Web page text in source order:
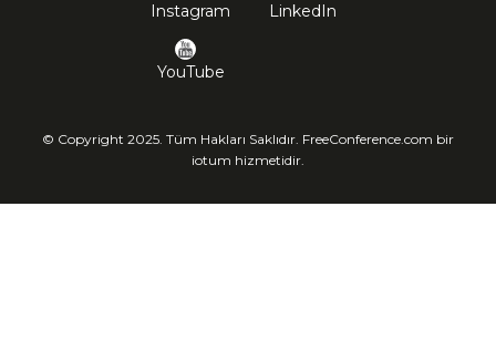
Instagram LinkedIn
YouTube
© Copyright 2025. Tüm Hakları Saklıdır. FreeConference.com bir
iotum hizmetidir.